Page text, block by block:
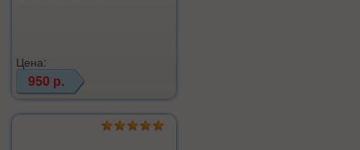
Цена:
950 р.